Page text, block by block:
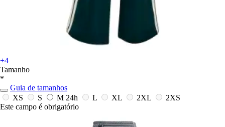
+4
Tamanho
*
Guia de tamanhos
XS
S M 24h L XL 2XL
2XS
Este campo é obrigatório